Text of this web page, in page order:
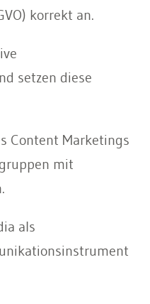
korrekt an.
setzen diese
Content Marketings
mit
als